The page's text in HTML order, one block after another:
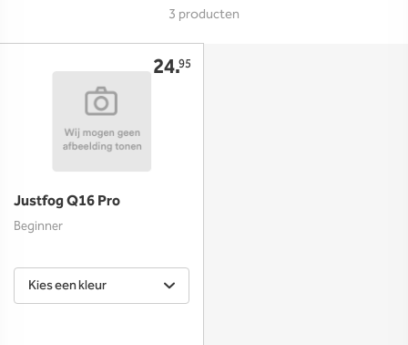
3 producten
24.95
Justfog Q16 Pro
Beginner
Kies een kleur